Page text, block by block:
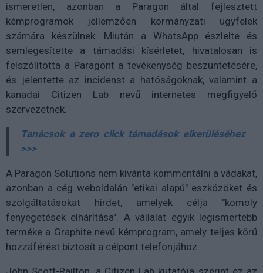
ismeretlen, azonban a Paragon által fejlesztett
kémprogramok jellemzően kormányzati ügyfelek
számára készülnek. Miután a WhatsApp észlelte és
semlegesítette a támadási kísérletet, hivatalosan is
felszólította a Paragont a tevékenység beszüntetésére,
és jelentette az incidenst a hatóságoknak, valamint a
kanadai Citizen Lab nevű internetes megfigyelő
szervezetnek.
Tanácsok a zero click támadások elkerüléséhez
>>>
A Paragon Solutions nem kívánta kommentálni a vádakat,
azonban a cég weboldalán "etikai alapú" eszközöket és
szolgáltatásokat hirdet, amelyek célja "komoly
fenyegetések elhárítása". A vállalat egyik legismertebb
terméke a Graphite nevű kémprogram, amely teljes körű
hozzáférést biztosít a célpont telefonjához.